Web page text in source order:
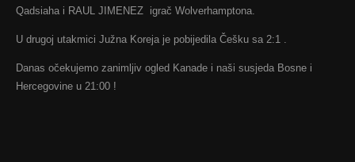
Qadsiaha i RAUL JIMENEZ igrač Wolverhamptona.
U drugoj utakmici Južna Koreja je pobijedila Češku sa 2:1 .
Danas očekujemo zanimljiv ogled Kanade i naši susjeda Bosne i
Hercegovine u 21:00 !